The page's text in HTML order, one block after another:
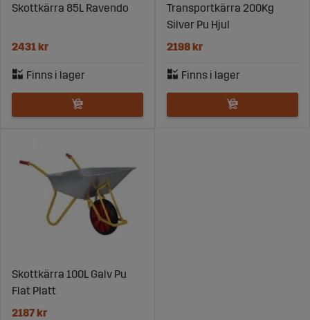
Skottkärra 85L Ravendo
2431 kr
Transportkärra 200Kg
Silver Pu Hjul
2198 kr
Skottkärra 100L Galv Pu
Flat Platt
2187 kr